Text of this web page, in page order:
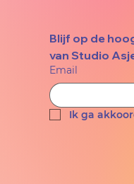
Blijf op de
van Studio
Email
Ik ga